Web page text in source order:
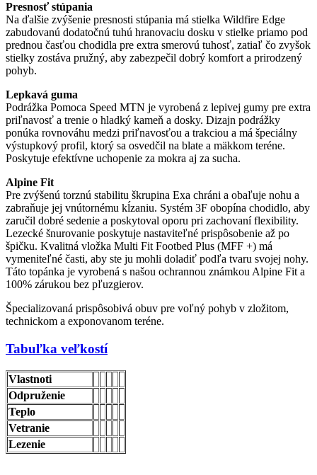
Presnosť stúpania
Na ďalšie zvýšenie presnosti stúpania má stielka Wildfire Edge
zabudovanú dodatočnú tuhú hranovaciu dosku v stielke priamo pod
prednou časťou chodidla pre extra smerovú tuhosť, zatiaľ čo zvyšok
stielky zostáva pružný, aby zabezpečil dobrý komfort a prirodzený
pohyb.
Lepkavá guma
Podrážka Pomoca Speed ​​MTN je vyrobená z lepivej gumy pre extra
priľnavosť a trenie o hladký kameň a dosky. Dizajn podrážky
ponúka rovnováhu medzi priľnavosťou a trakciou a má špeciálny
výstupkový profil, ktorý sa osvedčil na blate a mäkkom teréne.
Poskytuje efektívne uchopenie za mokra aj za sucha.
Alpine Fit
Pre zvýšenú torznú stabilitu škrupina Exa chráni a obaľuje nohu a
zabraňuje jej vnútornému kĺzaniu. Systém 3F obopína chodidlo, aby
zaručil dobré sedenie a poskytoval oporu pri zachovaní flexibility.
Lezecké šnurovanie poskytuje nastaviteľné prispôsobenie až po
špičku. Kvalitná vložka Multi Fit Footbed Plus (MFF +) má
vymeniteľné časti, aby ste ju mohli doladiť podľa tvaru svojej nohy.
Táto topánka je vyrobená s našou ochrannou známkou Alpine Fit a
100% zárukou bez pľuzgierov.
Špecializovaná prispôsobivá obuv pre voľný pohyb v zložitom,
technickom a exponovanom teréne.
Tabuľka veľkostí
Vlastnoti
Odpruženie
Teplo
Vetranie
Lezenie